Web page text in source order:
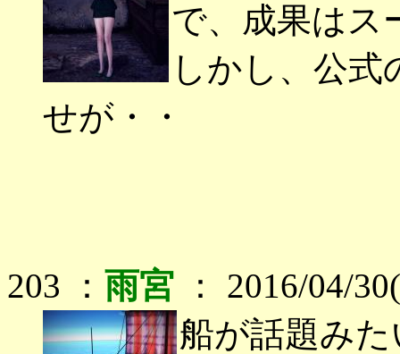
で、成果はス
しかし、公
せが・・
203 ： 雨宮 ： 2016/04/
船が話題み